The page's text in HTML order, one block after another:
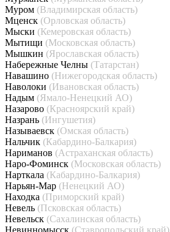
Муром (Владимирская область)
Мценск (Орловская область)
Мыски (Кемеровская область)
Мытищи (Московская область)
Мышкин (Ярославская область)
Набережные Челны (Татарстан)
Навашино (Нижегородская область)
Наволоки (Ивановская область)
Надым (Ямало-Ненецкий АО)
Назарово (Красноярский край)
Назрань (Ингушетия)
Называевск (Омская область)
Нальчик (Кабардино-Балкария)
Нариманов (Астраханская область)
Наро-Фоминск (Московская область)
Нарткала (Кабардино-Балкария)
Нарьян-Мар (Ненецкий АО)
Находка (Приморский край)
Невель (Псковская область)
Невельск (Сахалинская область)